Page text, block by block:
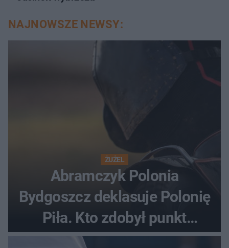
NAJNOWSZE NEWSY:
ŻUŻEL
Abramczyk Polonia
Bydgoszcz deklasuje Polonię
Piła. Kto zdobył punkt
bonusowy?